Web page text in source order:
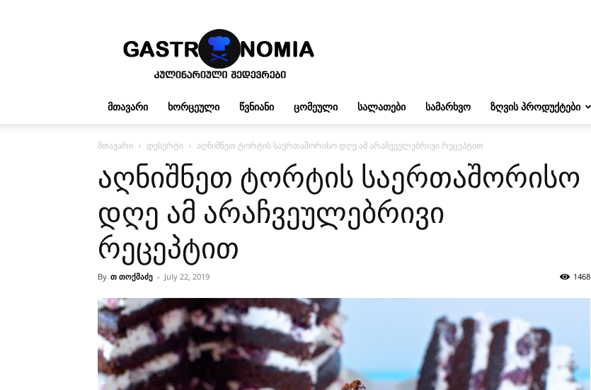
გასტრონომია
ᲛᲗᲐᲕᲐᲠᲘ ᲮᲝᲠᲪᲔᲣᲚᲘ ᲬᲕᲜᲘᲐᲜᲘ ᲪᲝᲛᲔᲣᲚᲘ ᲡᲐᲚᲐᲗᲔᲑᲘ ᲡᲐᲛᲐᲠᲮᲕᲝ ᲖᲦᲕᲘᲡ ᲞᲠᲝᲓᲣᲥᲢᲔᲑᲘ
მთავარი დესერტი აღნიშნეთ ტორტის საერთაშორისო დღე ამ არაჩვეულებრივი რეცეპტით
აღნიშნეთ ტორტის საერთაშორისო
დღე ამ არაჩვეულებრივი
რეცეპტით
By თ თოქმაძე - July 22, 2019 1468